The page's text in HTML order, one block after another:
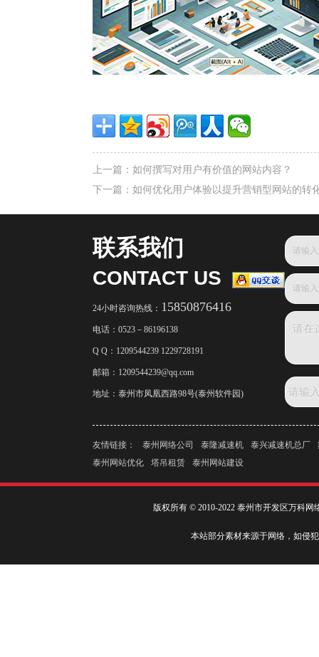
上一篇： 如何撰写对用户有价值的网站内容？
下一篇： 如何优化用户体验以提升营销型网站的转
联系我们
CONTACT US
24小时咨询热线： 15850876416
电话： 0523－86196138
Q Q：1209544239 1229728191
邮箱： 1209544239@qq.com
地址：泰州市凤凰西路98号(泰州软件园)
友情链接： 泰州网络公司 泰隆减速机 泰兴减速机总厂
泰州网站优化
塔吊租赁 泰州网站建设
版权所有 © 2010-2022 泰州市开发区万科网
本站部分素材来源于网络，如侵